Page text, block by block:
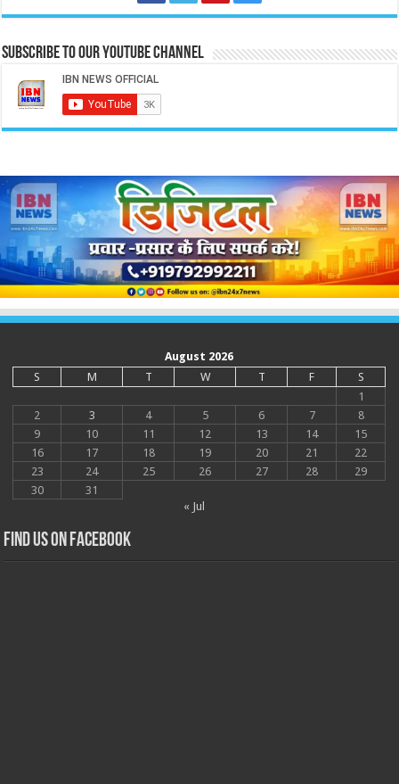
Subscribe to our Youtube Channel
August 2026
S
M T W T F
S
1
2
3 4 5 6 7
8
9
10 11 12 13 14
15
16
17 18 19 20 21
22
23
24 25 26 27 28
29
30
31
« Jul
Find us on Facebook